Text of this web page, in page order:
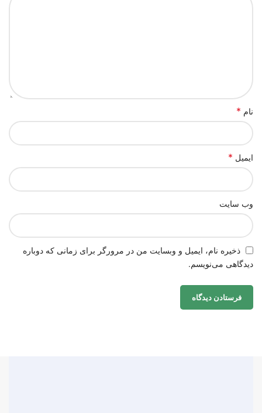
نام *
ایمیل *
وب‌ سایت
ذخیره نام، ایمیل و وبسایت من در مرورگر برای زمانی که دوباره
دیدگاهی می‌نویسم.